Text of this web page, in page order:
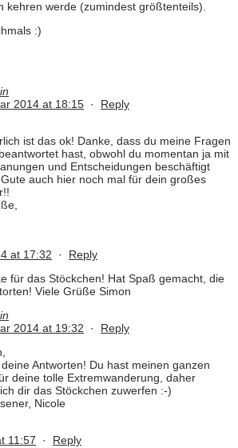
kehren werde (zumindest größtenteils).
:)
2014 at 18:15 · Reply
ist das ok! Danke, dass du meine Fragen
hast, obwohl du momentan ja mit
und Entscheidungen beschäftigt
Gute auch hier noch mal für dein großes
at 17:32 · Reply
für das Stöckchen! Hat Spaß gemacht, die
Viele Grüße Simon
2014 at 19:32 · Reply
Antworten! Du hast meinen ganzen
deine tolle Extremwanderung, daher
dir das Stöckchen zuwerfen :-)
Nicole
11:57 · Reply